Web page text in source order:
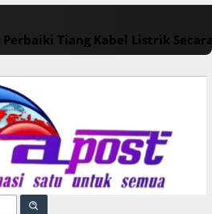
Tiang Kabel Listrik